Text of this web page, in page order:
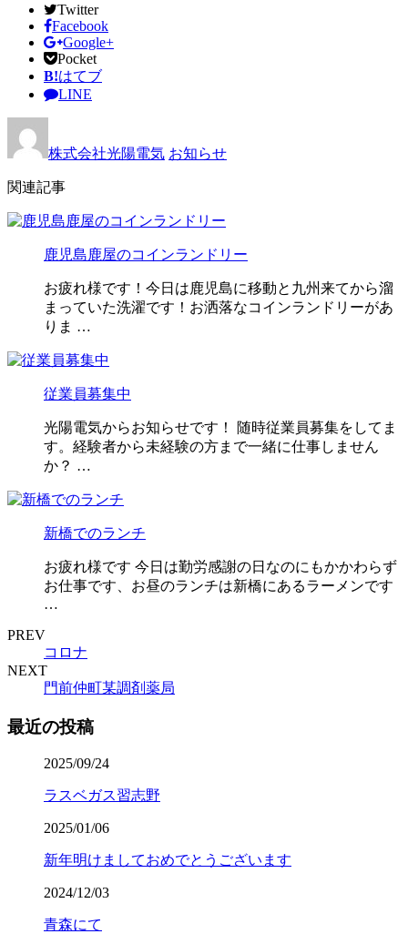
Twitter
Facebook
Google+
Pocket
B!はてブ
LINE
株式会社光陽電気 お知らせ
関連記事
鹿児島鹿屋のコインランドリー
お疲れ様です！今日は鹿児島に移動と九州来てから溜
まっていた洗濯です！お洒落なコインランドリーがあ
りま …
従業員募集中
光陽電気からお知らせです！ 随時従業員募集をしてま
す。経験者から未経験の方まで一緒に仕事しません
か？ …
新橋でのランチ
お疲れ様です 今日は勤労感謝の日なのにもかかわらず
お仕事です、お昼のランチは新橋にあるラーメンです
…
PREV
コロナ
NEXT
門前仲町某調剤薬局
最近の投稿
2025/09/24
ラスベガス習志野
2025/01/06
新年明けましておめでとうございます
2024/12/03
青森にて